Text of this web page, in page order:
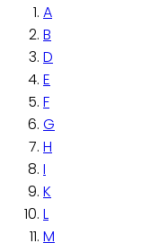
A
B
D
E
F
G
H
I
K
L
M